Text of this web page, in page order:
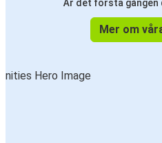
Är det första gången
Mer om